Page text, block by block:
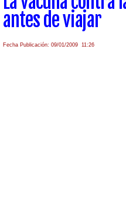
antes de viajar
Fecha Publicación: 09/01/2009 11:26